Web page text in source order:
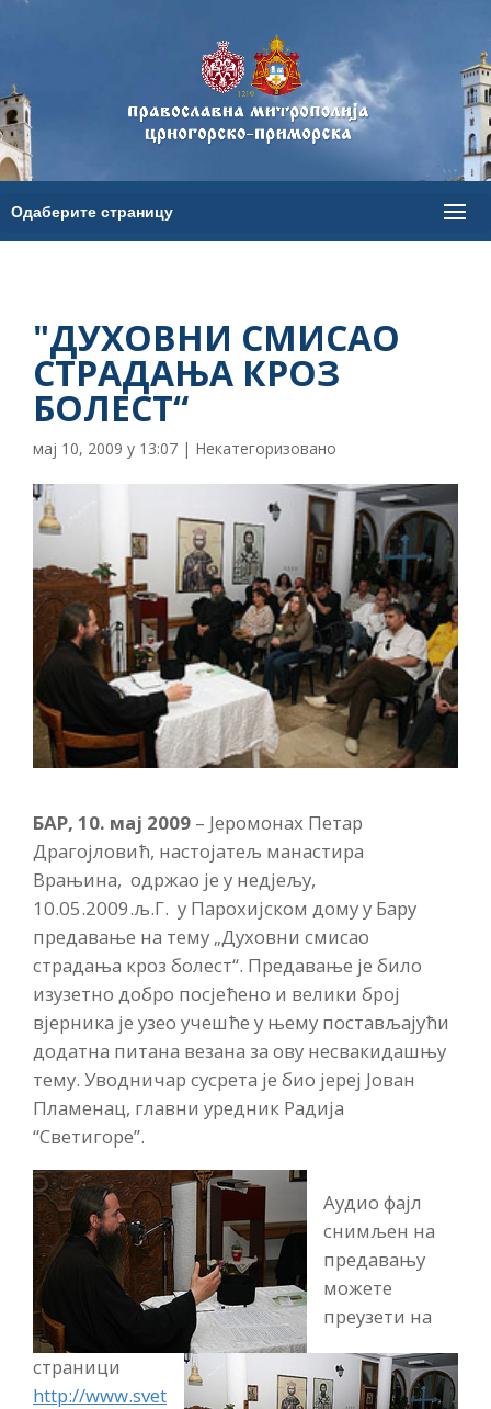
"ДУХОВНИ СМИСАО
СТРАДАЊА КРОЗ
БОЛЕСТ“
мај 10, 2009 у 13:07 | Некатегоризовано
БАР, 10. мај 2009 – Јеромонах Петар
Драгојловић, настојатељ манастира
Врањина, одржао је у недјељу,
10.05.2009.љ.Г. у Парохијском дому у Бару
предавање на тему „Духовни смисао
страдања кроз болест“. Предавање је било
изузетно добро посјећено и велики број
вјерника је узео учешће у њему постављајући
додатна питана везана за ову несвакидашњу
тему. Уводничар сусрета је био јереј Јован
Пламенац, главни уредник Радија
“Светигоре”.
Аудио фајл
снимљен на
предавању
можете
преузети на
страници
http://www.svet